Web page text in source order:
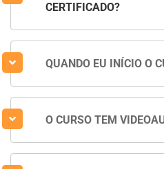
CERTIFICADO?
QUANDO EU INÍCIO O
O CURSO TEM